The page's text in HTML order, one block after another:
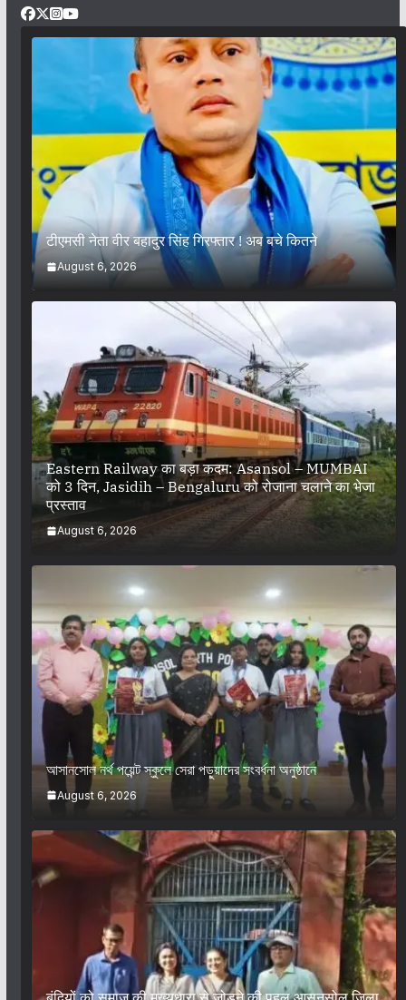
टीएमसी नेता वीर बहादुर सिंह गिरफ्तार ! अब बचे कितने
August 6, 2026
Eastern Railway का बड़ा कदम: Asansol – MUMBAI
को 3 दिन, Jasidih – Bengaluru को रोजाना चलाने का भेजा
प्रस्ताव
August 6, 2026
আসানসোল নর্থ পয়েন্ট স্কুলে সেরা পড়ুয়াদের সংবর্ধনা অনুষ্ঠানে
August 6, 2026